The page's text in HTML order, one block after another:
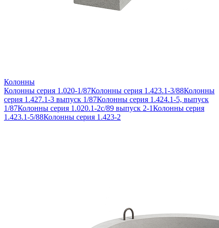
Колонны
Колонны серия 1.020-1/87Колонны серия 1.423.1-3/88Колонны
серия 1.427.1-3 выпуск 1/87Колонны серия 1.424.1-5, выпуск
1/87Колонны серия 1.020.1-2с/89 выпуск 2-1Колонны серия
1.423.1-5/88Колонны серия 1.423-2